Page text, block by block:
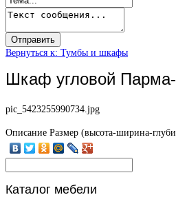
Вернуться к: Тумбы и шкафы
Шкаф угловой
pic_5423255990734.jpg
Описание Размер (высота-ширина-
Каталог мебели